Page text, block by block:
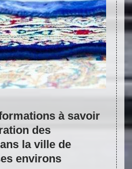
- TAPIS DE
ET TOUTES
à savoir
des
la ville de
environs